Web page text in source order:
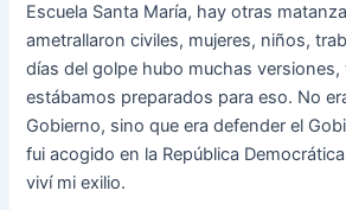
Escuela Santa María, hay otras
ametrallaron civiles, mujeres, niños,
días del golpe hubo muchas versiones,
estábamos preparados para eso. No
Gobierno, sino que era defender el
fui acogido en la República
viví mi exilio.